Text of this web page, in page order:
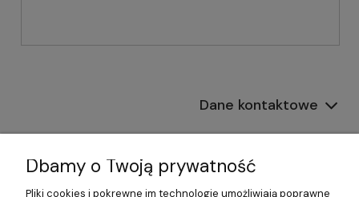
Dane kontaktowe
Informacje
Płatności i dostawa
Dbamy o Twoją prywatność
Pliki cookies i pokrewne im technologie umożliwiają poprawne